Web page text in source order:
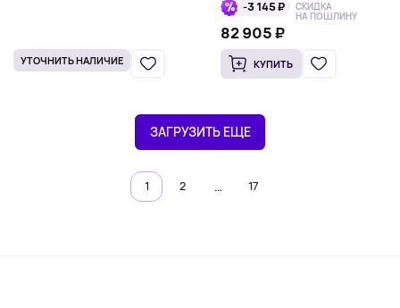
УТОЧНИТЬ НАЛИЧИЕ
-3 145 ₽ СКИДКА
НА ПОШЛИНУ
82 905 ₽
КУПИТЬ
ЗАГРУЗИТЬ ЕЩЕ
1 2 … 17